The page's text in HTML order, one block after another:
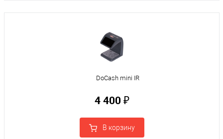
DoCash mini IR
4 400 ₽
В корзину